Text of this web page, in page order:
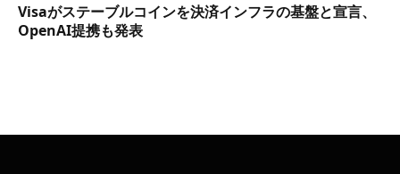
Visaがステーブルコインを決済インフラの基盤と宣言、
OpenAI提携も発表